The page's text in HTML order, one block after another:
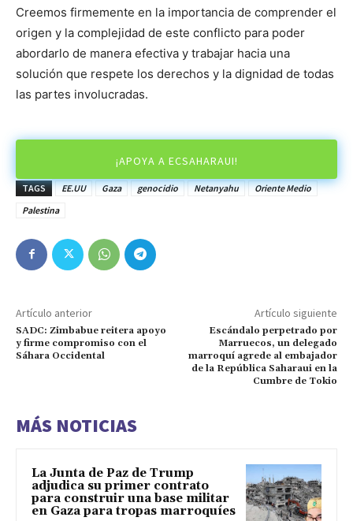
Creemos firmemente en la importancia de comprender el
origen y la complejidad de este conflicto para poder
abordarlo de manera efectiva y trabajar hacia una
solución que respete los derechos y la dignidad de todas
las partes involucradas.
¡APOYA A ECSAHARAUI!
TAGS EE.UU Gaza genocidio Netanyahu
Oriente Medio
Palestina
Artículo anterior
SADC: Zimbabue reitera apoyo
y firme compromiso con el
Sáhara Occidental
Artículo siguiente
Escándalo perpetrado por
Marruecos, un delegado
marroquí agrede al embajador
de la República Saharaui en la
Cumbre de Tokio
MÁS NOTICIAS
La Junta de Paz de Trump
adjudica su primer contrato
para construir una base militar
en Gaza para tropas marroquíes